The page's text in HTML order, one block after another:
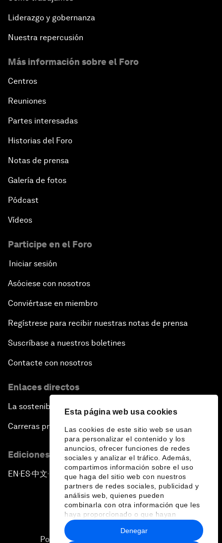
Esta página web usa cookies
Las cookies de este sitio web se usan
para personalizar el contenido y los
anuncios, ofrecer funciones de redes
sociales y analizar el tráfico. Además,
compartimos información sobre el uso
que haga del sitio web con nuestros
partners de redes sociales, publicidad y
análisis web, quienes pueden
combinarla con otra información que les
haya proporcionado o que hayan
recopilado a partir del uso que haya
hecho de sus servicios.
Denegar
Liderazgo y gobernanza
Nuestra repercusión
Más información sobre el Foro
Centros
Reuniones
Partes interesadas
Historias del Foro
Notas de prensa
Galería de fotos
Pódcast
Vídeos
Participe en el Foro
Iniciar sesión
Asóciese con nosotros
Conviértase en miembro
Regístrese para recibir nuestras notas de prensa
Suscríbase a nuestros boletines
Contacte con nosotros
Enlaces directos
La sostenibilidad en el Foro
Carreras profesionales
Ediciones en otros idiomas
EN ▪ ES▪中文▪ 日本語
Política de privacidad y normas de uso